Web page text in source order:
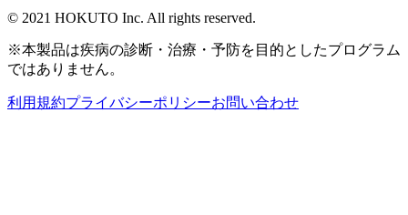
© 2021 HOKUTO Inc. All rights reserved.
※本製品は疾病の診断・治療・予防を目的としたプログラム
ではありません。
利用規約プライバシーポリシーお問い合わせ